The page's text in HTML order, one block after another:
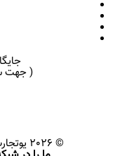
( جهت
© 2026 یوتجارت. تمامی حقوق محفوظ است.